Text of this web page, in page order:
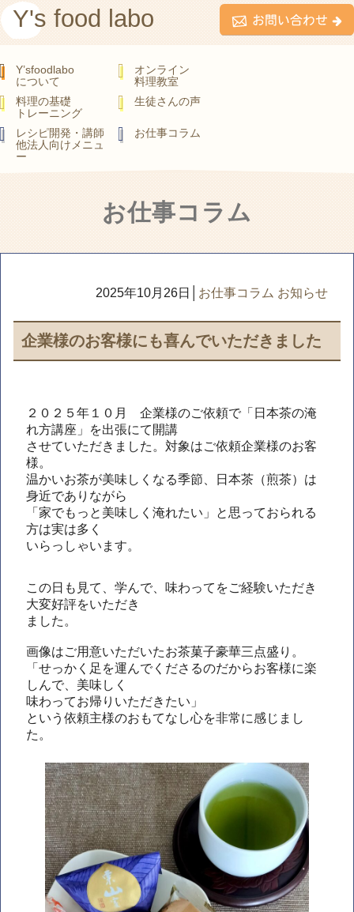
Y's food labo
Y’sfoodlabo
について
オンライン
料理教室
料理の基礎
トレーニング
生徒さんの声
レシピ開発・講師
他法人向けメニュ
ー
お仕事コラム
お仕事コラム
2025年10月26日 お仕事コラム お知らせ
企業様のお客様にも喜んでいただきました
２０２５年１０月 企業様のご依頼で「日本茶の淹
れ方講座」を出張にて開講
させていただきました。対象はご依頼企業様のお客
様。
温かいお茶が美味しくなる季節、日本茶（煎茶）は
身近でありながら
「家でもっと美味しく淹れたい」と思っておられる
方は実は多く
いらっしゃいます。
この日も見て、学んで、味わってをご経験いただき
大変好評をいただき
ました。
画像はご用意いただいたお茶菓子豪華三点盛り。
「せっかく足を運んでくださるのだからお客様に楽
しんで、美味しく
味わってお帰りいただきたい」
という依頼主様のおもてなし心を非常に感じまし
た。